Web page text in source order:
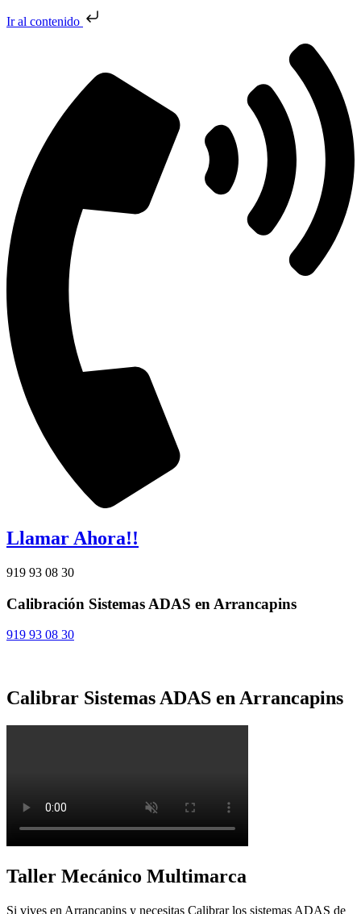
Ir al contenido
Llamar Ahora!!
919 93 08 30
Calibración Sistemas ADAS en Arrancapins
919 93 08 30
Calibrar Sistemas ADAS en Arrancapins
Taller Mecánico Multimarca
Si vives en Arrancapins y necesitas Calibrar los sistemas ADAS de